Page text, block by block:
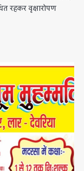
रहकर वृक्षारोपण